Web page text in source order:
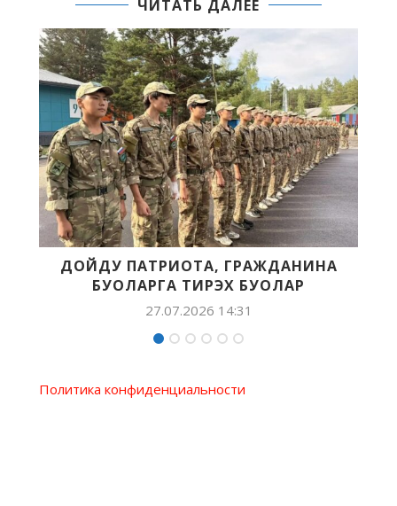
ЧИТАТЬ ДАЛЕЕ
УЧУУТАЛ, КИНОМЕХАНИК, КИНИГЭ
ААПТАРА
23.05.2026 08:40
Политика конфиденциальности